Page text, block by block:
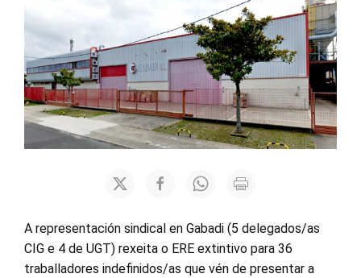
A representación sindical en Gabadi (5 delegados/as
CIG e 4 de UGT) rexeita o ERE extintivo para 36
traballadores indefinidos/as que vén de presentar a